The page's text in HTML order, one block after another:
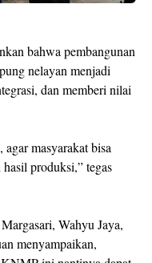
bahwa pembangunan
nelayan menjadi
dan memberi nilai
masyarakat bisa
produksi,” tegas
Wahyu Jaya,
menyampaikan,